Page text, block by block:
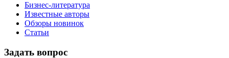
Бизнес-литература
Известные авторы
Обзоры новинок
Статьи
Задать вопрос